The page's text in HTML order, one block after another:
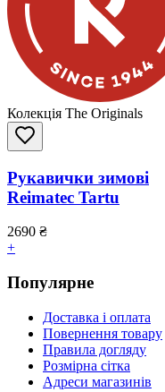
Колекція The Originals
Рукавички зимові
Reimatec Tartu
2690 ₴
+
Популярне
Доставка і оплата
Повернення товару
Правила догляду
Розмірна сітка
Адреси магазинів